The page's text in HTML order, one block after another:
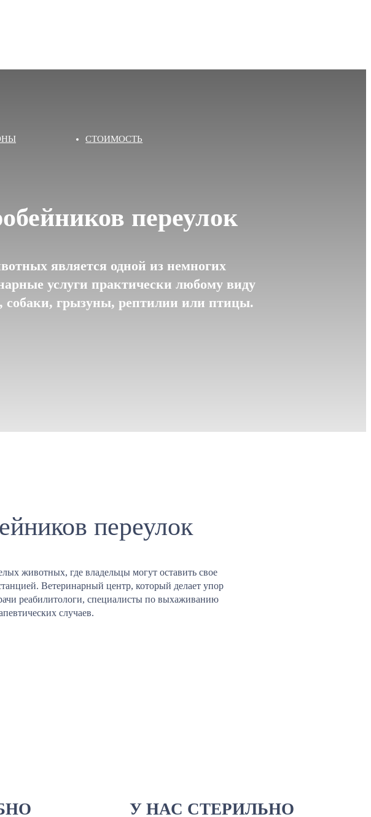
СТОИМОСТЬ
переулок
является одной из немногих
услуги практически любому виду
собаки, грызуны, рептилии или птицы.
переулок
животных, где владельцы могут оставить свое
Ветеринарный центр, который делает упор
реабилитологи, специалисты по выхаживанию
случаев.
У НАС СТЕРИЛЬНО